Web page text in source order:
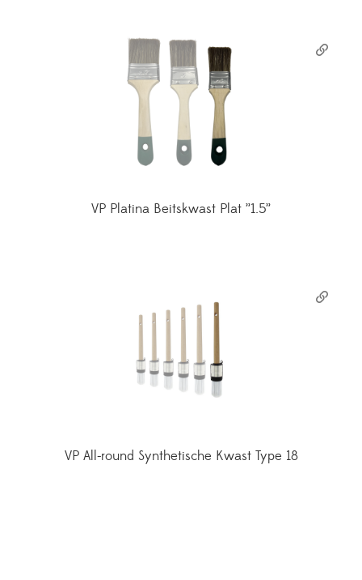
VP Platina Beitskwast Plat ”1.5”
VP All-round Synthetische Kwast Type 18